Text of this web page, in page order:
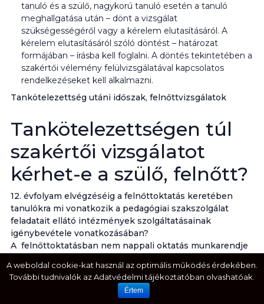
tanuló és a szülő, nagykorú tanuló esetén a tanuló
meghallgatása után – dönt a vizsgálat
szükségességéről vagy a kérelem elutasításáról. A
kérelem elutasításáról szóló döntést – határozat
formájában – írásba kell foglalni. A döntés tekintetében a
szakértői vélemény felülvizsgálatával kapcsolatos
rendelkezéseket kell alkalmazni.
Tankötelezettség utáni időszak, felnőttvizsgálatok
Tankötelezettségen túl
szakértői vizsgálatot
kérhet-e a szülő, felnőtt?
12. évfolyam elvégzéséig a felnőttoktatás keretében
tanulókra mi vonatkozik a pedagógiai szakszolgálat
feladatait ellátó intézmények szolgáltatásainak
igénybevétele vonatkozásában?
A felnőttoktatásban nem nappali oktatás munkarendje
Ha a felnőttoktatásban részt vevő tanuló – ha nem
nappali oktatás munkarendje szerint tanul – nem veheti
A weboldal cookie-kat használ az optimális működés érdekében.
További tudnivalók az Adatvédelmi tájékoztatóban olvashatóak.
Értem